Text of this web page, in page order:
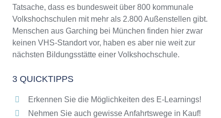
Online-Kurse als alternative Angebote zu
VHS-Kursen
Die VHS als Inbegriff der Erwachsenenbildung
Das bundesweite Netzwerk der
Volkshochschulen
Checkliste: So erkennen Sie gute
Tatsache, dass es bundesweit über 800 kommunale
Volkshochschulen mit mehr als 2.800 Außenstellen gibt.
Menschen aus Garching bei München finden hier zwar
keinen VHS-Standort vor, haben es aber nie weit zur
nächsten Bildungsstätte einer Volkshochschule.
3 QUICKTIPPS
Erkennen Sie die Möglichkeiten des E-Learnings!
Nehmen Sie auch gewisse Anfahrtswege in Kauf!